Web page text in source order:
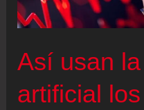
compra
de
por
11.570
Así usan
artificial